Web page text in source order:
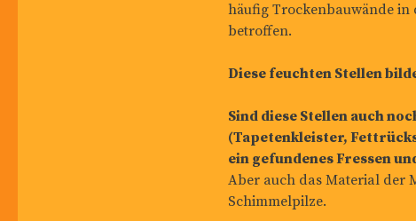
häufig Trockenbauwände in
betroffen.
Diese feuchten Stellen
Sind diese Stellen auch
(Tapetenkleister,
ein gefundenes Fressen
Aber auch das Material der
Schimmelpilze.